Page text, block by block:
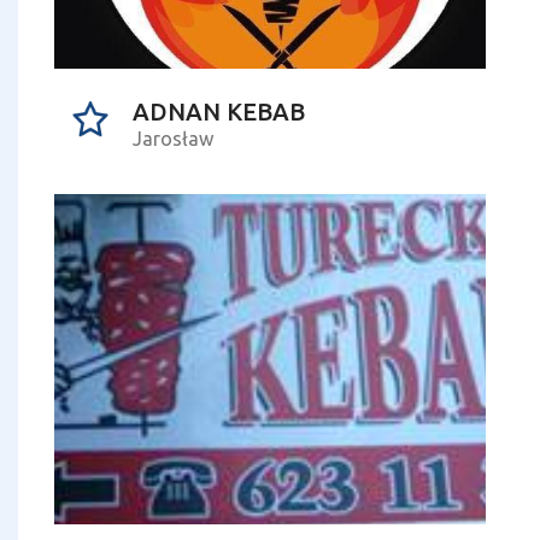
ADNAN KEBAB
Jarosław